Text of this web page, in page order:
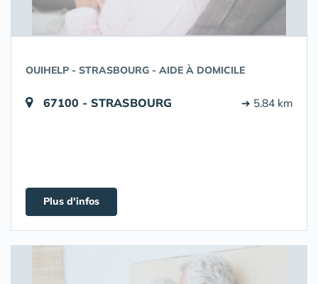
OUIHELP - STRASBOURG - AIDE À DOMICILE
67100 - STRASBOURG ➔ 5.84 km
Plus d'infos